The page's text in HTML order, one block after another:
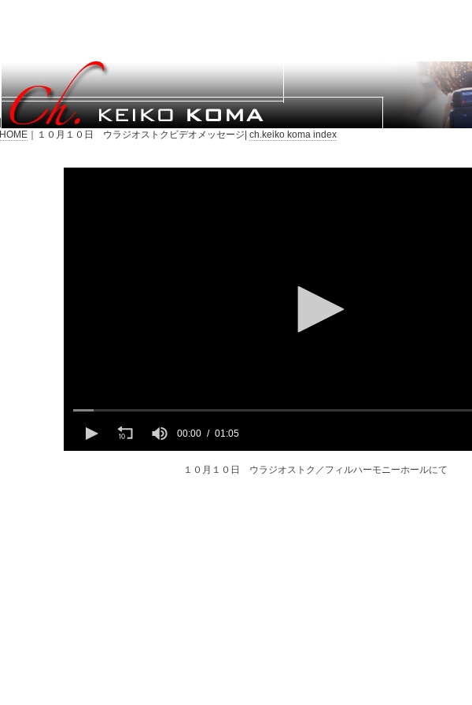
HOME｜１０月１０日 ウラジオストクビデオメッセージ| ch.keiko koma index
00:00 01:05
１０月１０日 ウラジオストク／フィルハーモニーホールにて